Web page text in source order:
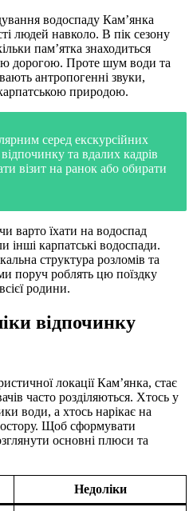
водоспаду Кам’янка
людей навколо. В пік сезону
пам’ятка знаходиться
дорогою. Проте шум води та
антропогенні звуки,
природою.
серед екскурсійних
та вдалих кадрів
візит на ранок або обирати
варто їхати на водоспад
карпатські водоспади.
структура розломів та
поруч роблять цю поїздку
родини.
відпочинку
локації Кам’янка, стає
часто розділяються. Хтось у
води, а хтось нарікає на
Щоб сформувати
основні плюси та
Недоліки